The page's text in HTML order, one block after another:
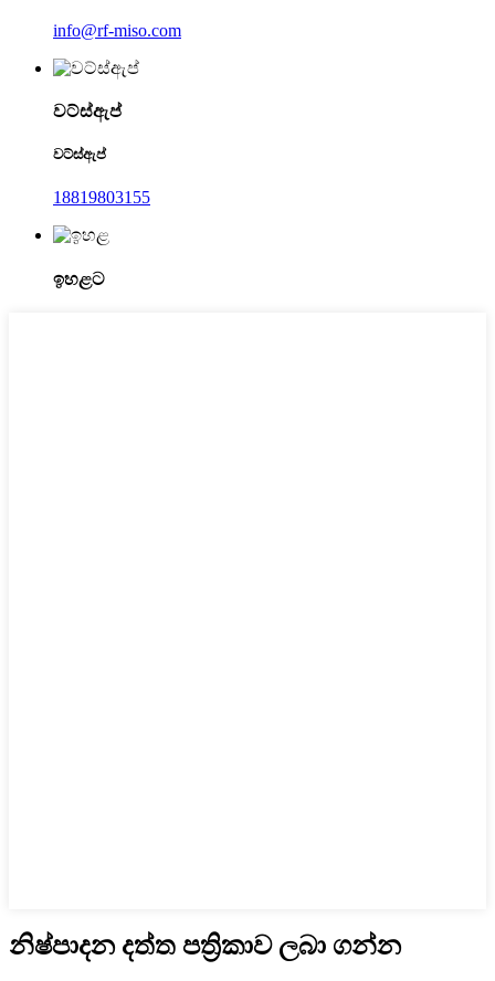
info@rf-miso.com
වට්ස්ඇප්
වට්ස්ඇප්
18819803155
ඉහළට
නිෂ්පාදන දත්ත පත්‍රිකාව ලබා ගන්න